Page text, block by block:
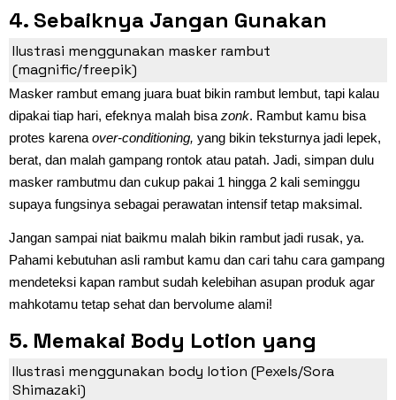
4. Sebaiknya Jangan Gunakan
Masker Rambut Tiap Hari
Ilustrasi menggunakan masker rambut
(magnific/freepik)
Masker rambut emang juara buat bikin rambut lembut, tapi kalau
dipakai tiap hari, efeknya malah bisa zonk. Rambut kamu bisa
protes karena over-conditioning, yang bikin teksturnya jadi lepek,
berat, dan malah gampang rontok atau patah. Jadi, simpan dulu
masker rambutmu dan cukup pakai 1 hingga 2 kali seminggu
supaya fungsinya sebagai perawatan intensif tetap maksimal.
Jangan sampai niat baikmu malah bikin rambut jadi rusak, ya.
Pahami kebutuhan asli rambut kamu dan cari tahu cara gampang
mendeteksi kapan rambut sudah kelebihan asupan produk agar
mahkotamu tetap sehat dan bervolume alami!
5. Memakai Body Lotion yang
Mengandung Bahan Aktif Keras
Ilustrasi menggunakan body lotion (Pexels/Sora
Shimazaki)